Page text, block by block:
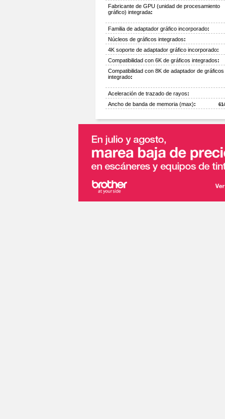
Fabricante de GPU (unidad de procesamiento
gráfico) integrada:
Familia de adaptador gráfico incorporado:
Núcleos de gráficos integrados:
4K soporte de adaptador gráfico incorporado:
Compatibilidad con 6K de gráficos integrados:
Compatibilidad con 8K de adaptador de gráficos
integrado:
Aceleración de trazado de rayos:
Ancho de banda de memoria (max):